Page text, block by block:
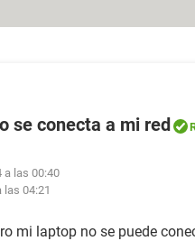
se conecta a mi red
a las 00:40
las 04:21
mi laptop no se puede